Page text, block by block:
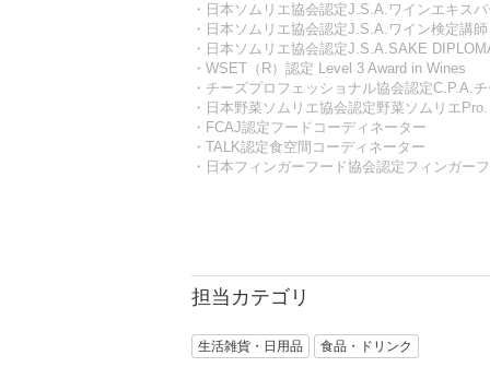
・日本ソムリエ協会認定J.S.A.ワインエキス
・日本ソムリエ協会認定J.S.A.ワイン検定講師
・日本ソムリエ協会認定J.S.A.SAKE
・WSET（R）認定 Level 3 Award in Wines
・チーズプロフェッショナル協会認定C.P.A.
・日本野菜ソムリエ協会認定野菜ソムリエPro.
・FCAJ認定フードコーディネーター
・TALK認定食空間コーディネーター
・日本フィンガーフード協会認定フィンガー
担当カテゴリ
生活雑貨・日用品 食品・ドリンク